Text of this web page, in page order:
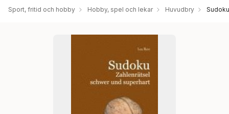
Sport, fritid och hobby Hobby, spel och lekar Huvudbry